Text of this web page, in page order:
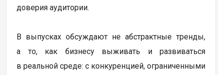
доверия аудитории.
В выпусках обсуждают не абстрактные тренды,
а то, как бизнесу выживать и развиваться
в реальной среде: с конкуренцией, ограниченными